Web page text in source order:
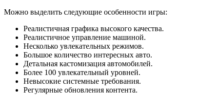
Можно выделить следующие особенности игры:
Реалистичная графика высокого качества.
Реалистичное управление машиной.
Несколько увлекательных режимов.
Большое количество интересных авто.
Детальная кастомизация автомобилей.
Более 100 увлекательный уровней.
Невысокие системные требования.
Регулярные обновления контента.